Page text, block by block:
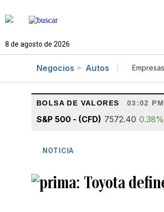
8 de agosto de 2026
Negocios Autos
BOLSA DE VALORES 03:02 PM
S&P 500 - (CFD) 7572.40 0.38%
NOTICIA
Toyota